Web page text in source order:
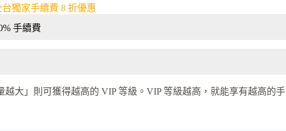
獨家手續費 8 折優惠
手續費
大」則可獲得越高的 VIP 等級。VIP 等級越高，就能享有越高的手